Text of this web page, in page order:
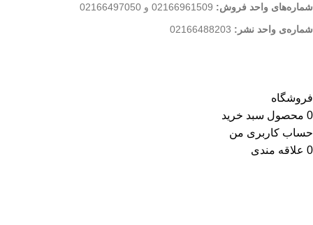
شماره‌های واحد فروش: 02166961509 و 02166497050
شماره‌‌ی واحد نشر:
فروشگاه
0 محصول سبد خرید
حساب کاربری من
0 علاقه مندی